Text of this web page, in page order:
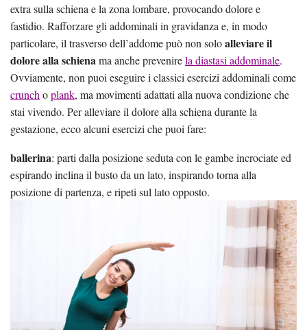
extra sulla schiena e la zona lombare, provocando dolore e
fastidio. Rafforzare gli addominali in gravidanza e, in modo
particolare, il trasverso dell’addome può non soloalleviare il
dolore alla schienama anche prevenirela diastasi addominale.
Ovviamente, non puoi eseguire i classici esercizi addominali come
crunchoplank, ma movimenti adattati alla nuova condizione che
stai vivendo. Per alleviare il dolore alla schiena durante la
gestazione, ecco alcuni esercizi che puoi fare:
ballerina: parti dalla posizione seduta con le gambe incrociate ed
espirando inclina il busto da un lato, inspirando torna alla
posizione di partenza, e ripeti sul lato opposto.